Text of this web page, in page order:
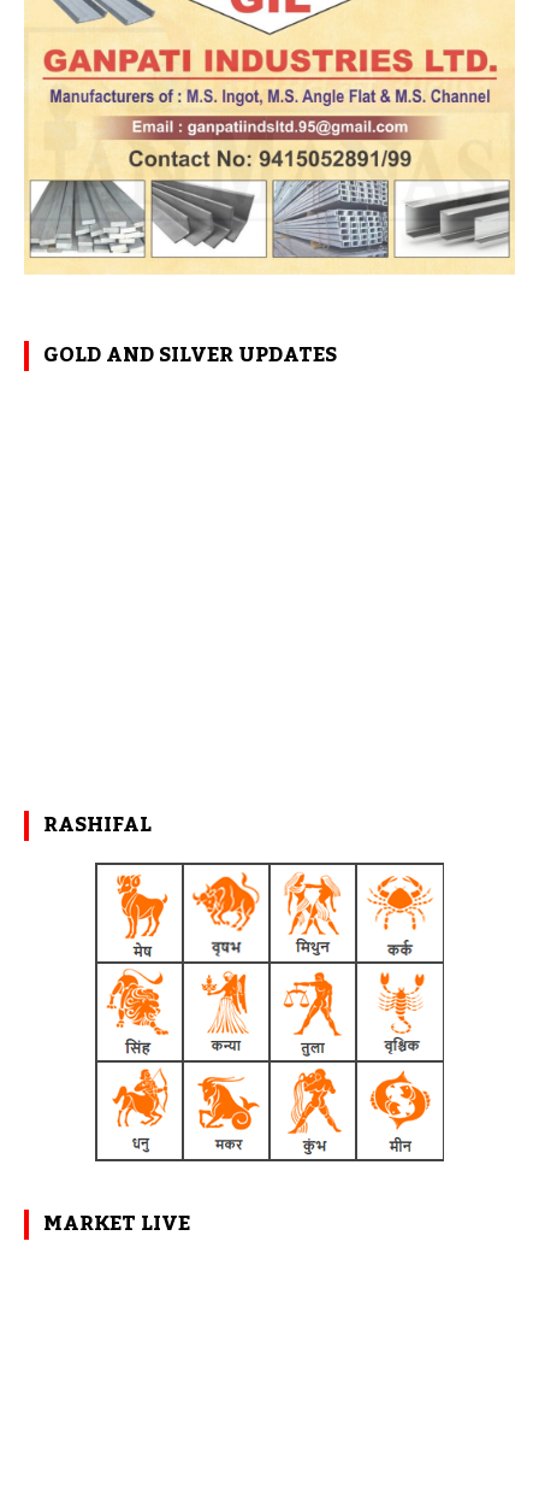
GOLD AND SILVER UPDATES
RASHIFAL
MARKET LIVE